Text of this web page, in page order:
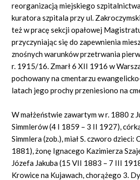
reorganizacją miejskiego szpitalnictwa
kuratora szpitala przy ul.
też w pracę sekcji opałowej
przyczyniając się do zapewnienia
znośnych warunków przetrwania
r. 1915/16. Zmarł 6 XII 1916 w
pochowany na cmentarzu
latach jego prochy przeniesiono na
W małżeństwie zawartym w r. 1880 z
Simmlerów (4 I 1859 – 3 II 1927),
Simmlera (zob.), miał S. czworo dzieci:
1881), żonę Ignacego Kazimierza
Józefa Jakuba (15 VII 1883 – 7 III
Krowice na Kujawach, chorążego 3.